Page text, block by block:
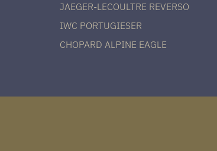
JAEGER-LECOULTRE REVERSO
IWC PORTUGIESER
CHOPARD ALPINE EAGLE